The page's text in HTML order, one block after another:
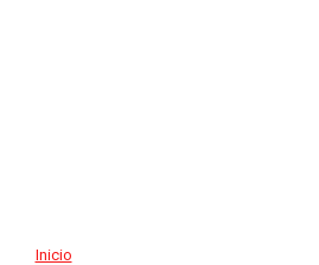
Inicio